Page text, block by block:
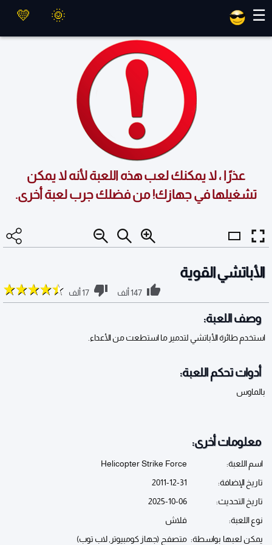
☰
عذرًا ، لا يمكنك لعب هذه اللعبة لأنه لا يمكن
تشغيلها في جهازك! من فضلك جرب لعبة أخرى.
الأباتشي القوية
147 ألف 17 ألف
وصف اللعبة:
استخدم طائرة الأباتشي لتدمير ما استطعت من الأعداء.
أدوات تحكم اللعبة:
بالماوس
معلومات أخرى:
اسم اللعبة:
Helicopter Strike Force
تاريخ الإضافة:
2011-12-31
تاريخ التحديث:
2025-10-06
نوع اللعبة:
فلاش
يمكن لعبها بواسطة: متصفح (جهاز كومبيوتر, لاب توب)